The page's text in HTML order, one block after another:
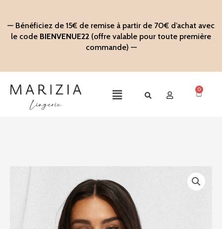
contenu
— Bénéficiez de 15€ de remise à partir de 70€ d’achat avec
le code BIENVENUE22 (offre valable pour toute première
commande) —
Main
0
Panier